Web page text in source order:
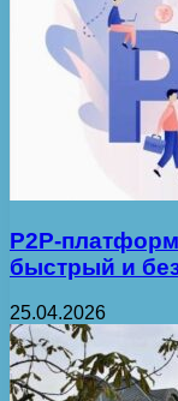
P2P-
быстрый и
25.04.2026